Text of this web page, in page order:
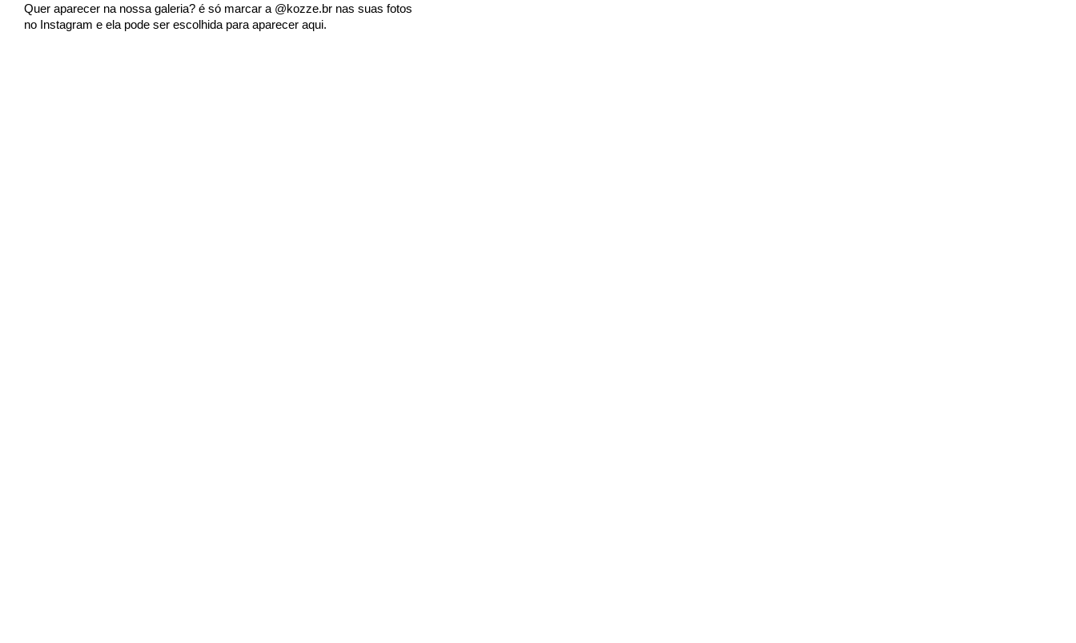
Quer aparecer na nossa galeria? é só marcar a @kozze.br nas suas fotos
no Instagram e ela pode ser escolhida para aparecer aqui.